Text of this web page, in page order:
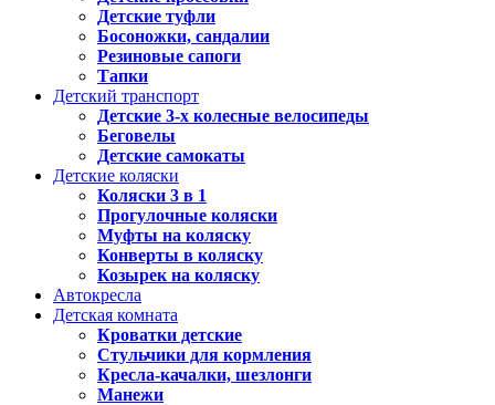
Детские туфли
Босоножки, сандалии
Резиновые сапоги
Тапки
Детский транспорт
Детские 3-х колесные велосипеды
Беговелы
Детские самокаты
Детские коляски
Коляски 3 в 1
Прогулочные коляски
Муфты на коляску
Конверты в коляску
Козырек на коляску
Автокресла
Детская комната
Кроватки детские
Стульчики для кормления
Кресла-качалки, шезлонги
Манежи